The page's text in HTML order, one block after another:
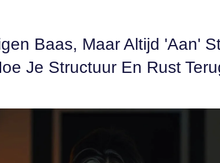
Baas, Maar Altijd 'aan'
Je Structuur En Rust